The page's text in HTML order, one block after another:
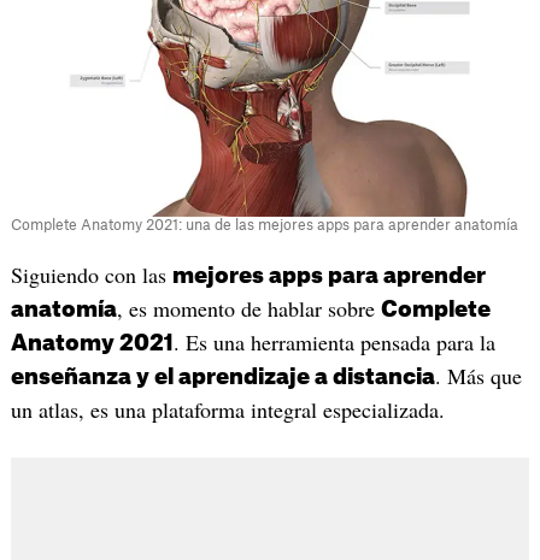
Complete Anatomy 2021: una de las mejores apps para aprender anatomía
Siguiendo con las mejores apps para aprender
anatomía, es momento de hablar sobre Complete
Anatomy 2021 . Es una herramienta pensada para la
enseñanza y el aprendizaje a distancia. Más que
un atlas, es una plataforma integral especializada.